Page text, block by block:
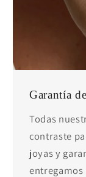
Garantía
Todas
contraste
joyas y